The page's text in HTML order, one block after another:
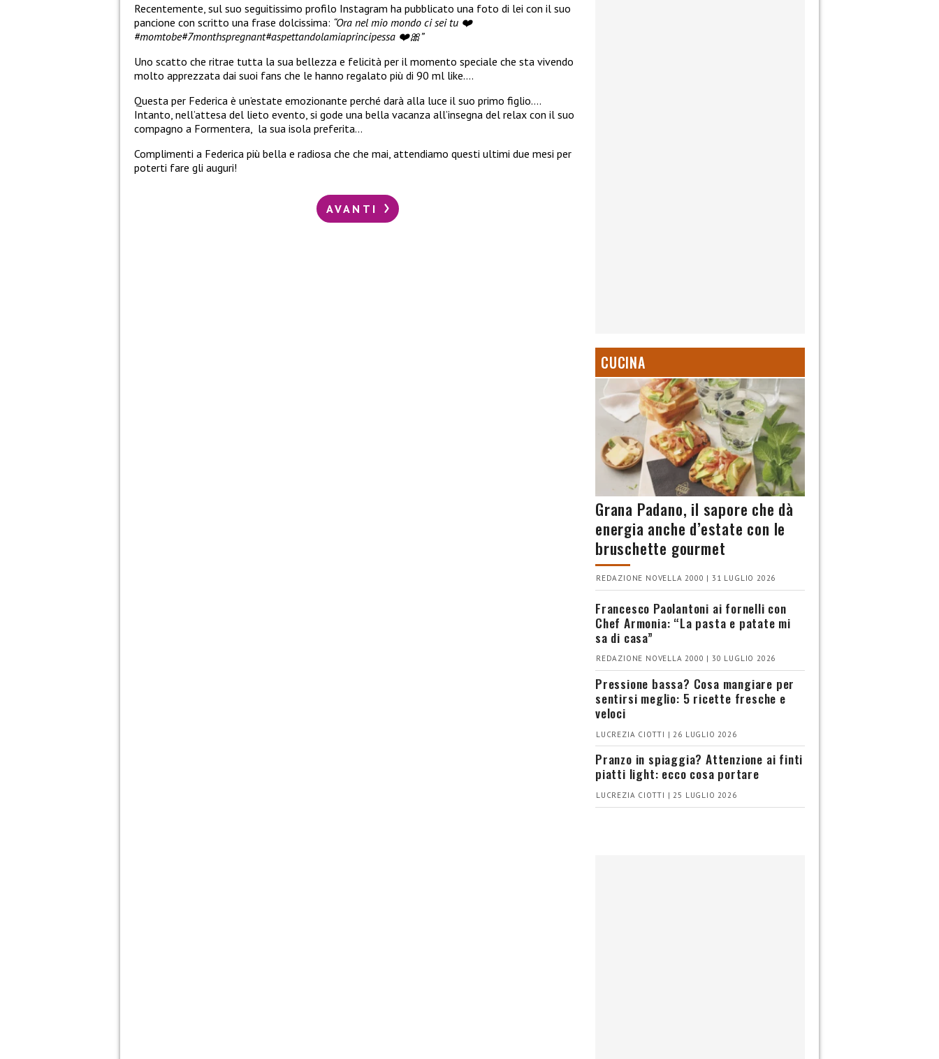
Recentemente, sul suo seguitissimo profilo Instagram ha pubblicato una foto di lei con il suo
pancione con scritto una frase dolcissima: “Ora nel mio mondo ci sei tu ❤️
#momtobe#7monthspregnant#aspettandolamiaprincipessa ❤️🎀”
Uno scatto che ritrae tutta la sua bellezza e felicità per il momento speciale che sta vivendo
molto apprezzata dai suoi fans che le hanno regalato più di 90 ml like….
Questa per Federica è un’estate emozionante perché darà alla luce il suo primo figlio….
Intanto, nell’attesa del lieto evento, si gode una bella vacanza all’insegna del relax con il suo
compagno a Formentera, la sua isola preferita…
Complimenti a Federica più bella e radiosa che che mai, attendiamo questi ultimi due mesi per
poterti fare gli auguri!
AVANTI
CUCINA
Grana Padano, il sapore che dà
energia anche d’estate con le
bruschette gourmet
REDAZIONE NOVELLA 2000 | 31 LUGLIO 2026
Francesco Paolantoni ai fornelli con
Chef Armonia: “La pasta e patate mi
sa di casa”
REDAZIONE NOVELLA 2000 | 30 LUGLIO 2026
Pressione bassa? Cosa mangiare per
sentirsi meglio: 5 ricette fresche e
veloci
LUCREZIA CIOTTI | 26 LUGLIO 2026
Pranzo in spiaggia? Attenzione ai finti
piatti light: ecco cosa portare
LUCREZIA CIOTTI | 25 LUGLIO 2026